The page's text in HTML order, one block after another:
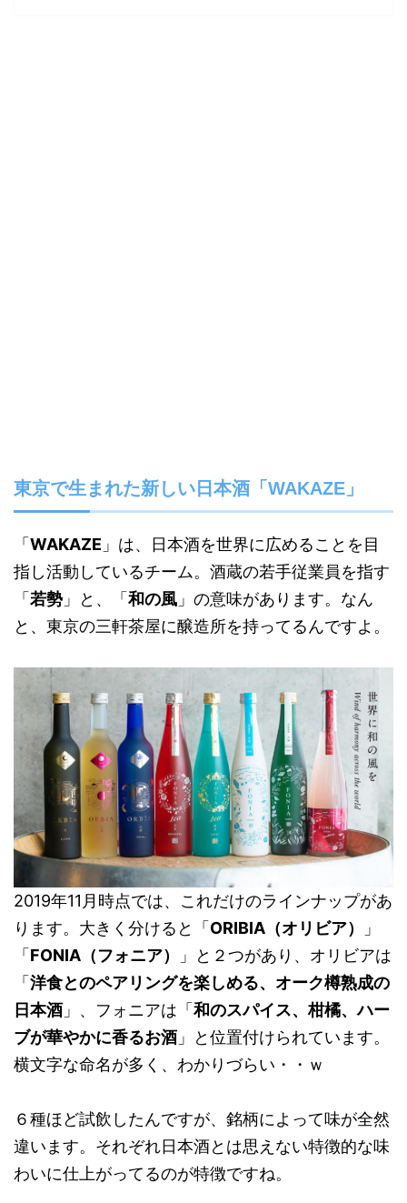
東京で生まれた新しい日本酒「WAKAZE」
「 WAKAZE 」は、日本酒を世界に広めることを目
指し活動しているチーム。酒蔵の若手従業員を指す
「 若勢 」と、「 和の風 」の意味があります。なん
と、東京の三軒茶屋に醸造所を持ってるんですよ。
2019年11月時点では、これだけのラインナップがあ
ります。大きく分けると「ORIBIA（オリビア）
」
「FONIA（フォニア）
」と２つがあり、オリビアは
「洋食とのペアリングを楽しめる、オーク樽熟成の
日本酒 」、フォニアは「和のスパイス、柑橘、ハー
ブが華やかに香るお酒 」と位置付けられています。
横文字な命名が多く、わかりづらい・・ｗ
６種ほど試飲したんですが、銘柄によって味が全然
違います。それぞれ日本酒とは思えない特徴的な味
わいに仕上がってるのが特徴ですね。